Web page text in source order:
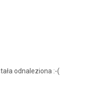
odnaleziona :-(